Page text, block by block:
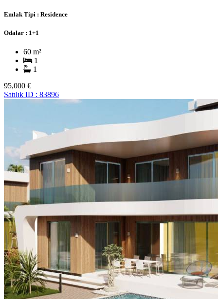
Emlak Tipi : Residence
Odalar : 1+1
60 m²
1
1
95,000 €
Satılık ID : 83896